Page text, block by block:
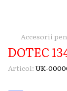
Accesorii
DOTEC
Articol: UK-